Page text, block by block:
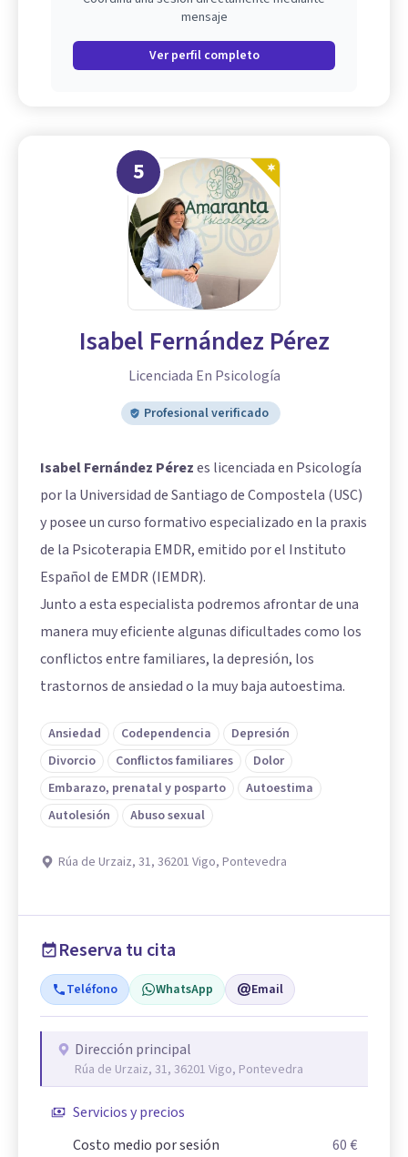
mensaje
Ver perfil completo
5
Isabel Fernández Pérez
Licenciada En Psicología
Profesional verificado
Isabel Fernández Pérezes licenciada en Psicología
por la Universidad de Santiago de Compostela (USC)
y posee un curso formativo especializado en la praxis
de la Psicoterapia EMDR, emitido por el Instituto
Español de EMDR (IEMDR).
Junto a esta especialista podremos afrontar de una
manera muy eficiente algunas dificultades como los
conflictos entre familiares, la depresión, los
trastornos de ansiedad o la muy baja autoestima.
Ansiedad Codependencia
Depresión
Divorcio
Conflictos familiares
Dolor
Embarazo, prenatal y posparto
Autoestima
Autolesión
Abuso sexual
Rúa de Urzaiz, 31, 36201 Vigo, Pontevedra
Reserva tu cita
Teléfono WhatsApp Email
Dirección principal
Rúa de Urzaiz, 31, 36201 Vigo, Pontevedra
Servicios y precios
Costo medio por sesión
60 €